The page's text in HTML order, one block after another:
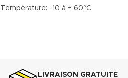
Température: -10 à + 60°C
LIVRAISON GRATUITE